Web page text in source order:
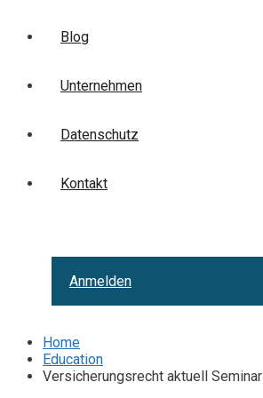
Blog
Unternehmen
Datenschutz
Kontakt
Anmelden
Home
Education
Versicherungsrecht aktuell Seminar